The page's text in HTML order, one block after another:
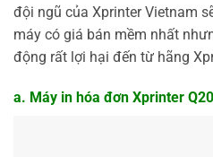
đội ngũ của Xprinter Vietnam
máy có giá bán mềm nhất
động rất lợi hại đến từ hãng
a. Máy in hóa đơn Xprinter